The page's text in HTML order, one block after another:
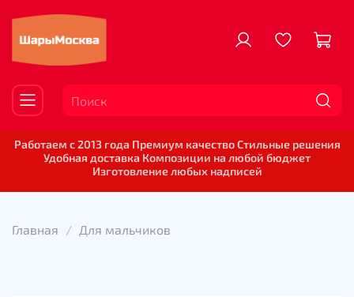
Работаем с 2013 года Премиум качество Стильные решения
Удобная доставка Композиции на любой бюджет
Изготовление любых надписей
Главная Для мальчиков